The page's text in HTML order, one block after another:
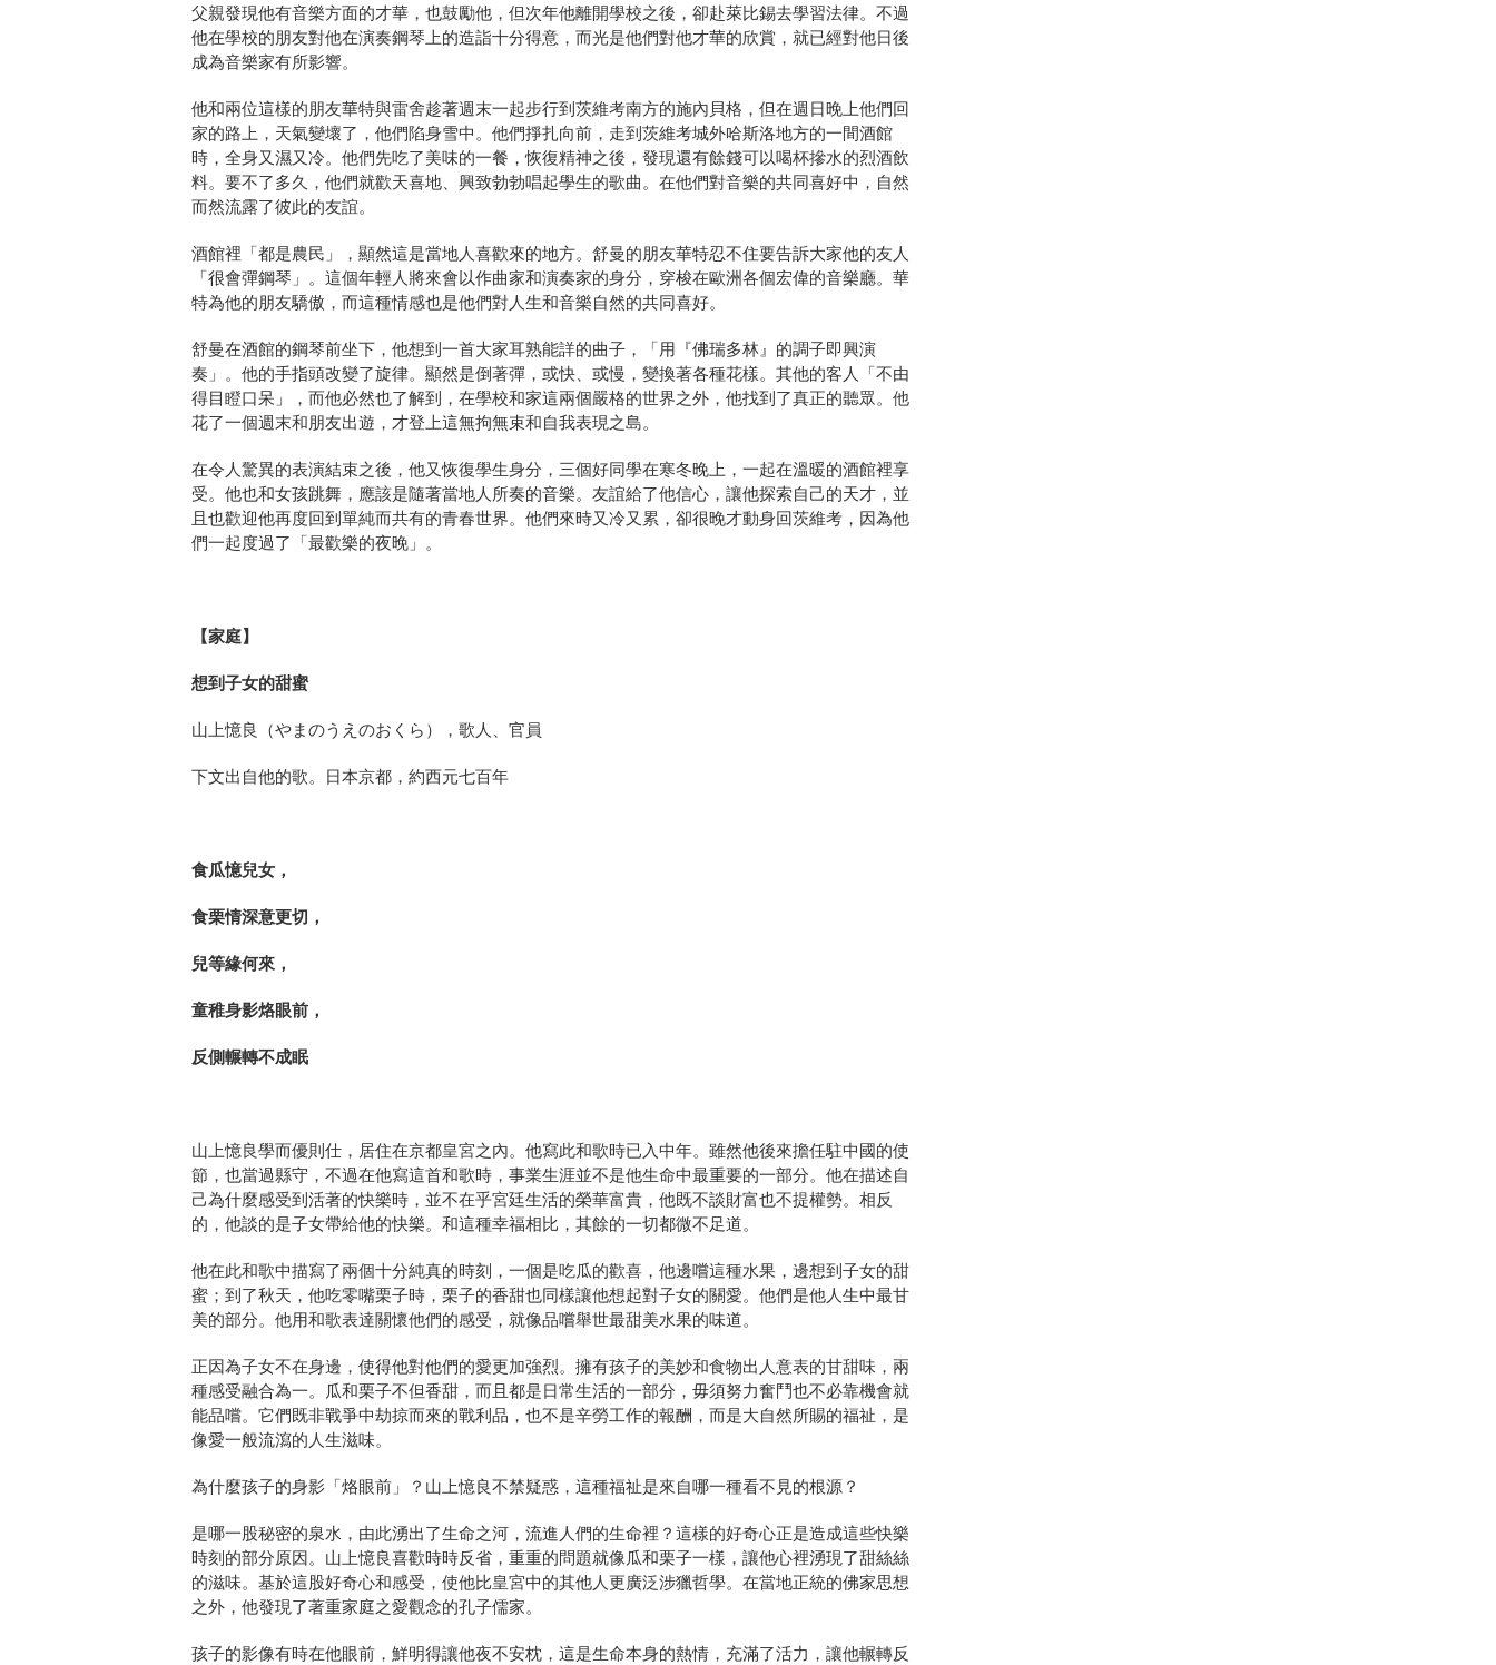
父親發現他有音樂方面的才華，也鼓勵他， 但次年他離開學校之後，卻赴萊比錫去學習法律。 不過
他在學校的朋友對他在演奏鋼琴上的造詣十分得意， 而光是他們對他才華的欣賞，就已經對他日後
成為音樂家有所影響。
他和兩位這樣的朋友華特與雷舍趁著週末一起步行到茨維考南方的施內貝格，但在週日晚上他們回
家的路上，天氣變壞了， 他們陷身雪中。他們掙扎向前， 走到茨維考城外哈斯洛地方的一間酒館
時，全身又濕又冷。 他們先吃了美味的一餐，恢復精神之後， 發現還有餘錢可以喝杯摻水的烈酒飲
料。要不了多久， 他們就歡天喜地、興致勃勃唱起學生的歌曲。 在他們對音樂的共同喜好中，自然
而然流露了彼此的友誼。
酒館裡「都是農民」，顯然這是當地人喜歡來的地方。 舒曼的朋友華特忍不住要告訴大家他的友人
「很會彈鋼琴」。 這個年輕人將來會以作曲家和演奏家的身分， 穿梭在歐洲各個宏偉的音樂廳。華
特為他的朋友驕傲， 而這種情感也是他們對人生和音樂自然的共同喜好。
舒曼在酒館的鋼琴前坐下，他想到一首大家耳熟能詳的曲子，「用『佛瑞多林』的調子即興演
奏」。他的手指頭改變了旋律。 顯然是倒著彈，或快、或慢，變換著各種花樣。其他的客人「不由
得目瞪口呆」，而他必然也了解到， 在學校和家這兩個嚴格的世界之外，他找到了真正的聽眾。 他
花了一個週末和朋友出遊，才登上這無拘無束和自我表現之島。
在令人驚異的表演結束之後，他又恢復學生身分， 三個好同學在寒冬晚上，一起在溫暖的酒館裡享
受。 他也和女孩跳舞，應該是隨著當地人所奏的音樂。友誼給了他信心， 讓他探索自己的天才， 並
且也歡迎他再度回到單純而共有的青春世界。他們來時又冷又累， 卻很晚才動身回茨維考，因為他
們一起度過了「最歡樂的夜晚」。
【家庭】
想到子女的甜蜜
山上憶良（やまのうえのおくら），歌人、官員
下文出自他的歌。日本京都，約西元七百年
食瓜憶兒女，
食栗情深意更切，
兒等緣何來，
童稚身影烙眼前，
反側輾轉不成眠
山上憶良學而優則仕，居住在京都皇宮之內。 他寫此和歌時已入中年。雖然他後來擔任駐中國的使
節， 也當過縣守，不過在他寫這首和歌時， 事業生涯並不是他生命中最重要的一部分。 他在描述自
己為什麼感受到活著的快樂時， 並不在乎宮廷生活的榮華富貴，他既不談財富也不提權勢。相反
的， 他談的是子女帶給他的快樂。和這種幸福相比， 其餘的一切都微不足道。
他在此和歌中描寫了兩個十分純真的時刻，一個是吃瓜的歡喜， 他邊嚐這種水果，邊想到子女的甜
蜜；到了秋天，他吃零嘴栗子時， 栗子的香甜也同樣讓他想起對子女的關愛。 他們是他人生中最甘
美的部分。他用和歌表達關懷他們的感受， 就像品嚐舉世最甜美水果的味道。
正因為子女不在身邊，使得他對他們的愛更加強烈。 擁有孩子的美妙和食物出人意表的甘甜味，兩
種感受融合為一。 瓜和栗子不但香甜，而且都是日常生活的一部分， 毋須努力奮鬥也不必靠機會就
能品嚐。 它們既非戰爭中劫掠而來的戰利品，也不是辛勞工作的報酬， 而是大自然所賜的福祉，是
像愛一般流瀉的人生滋味。
為什麼孩子的身影「烙眼前」？山上憶良不禁疑惑， 這種福祉是來自哪一種看不見的根源？
是哪一股秘密的泉水，由此湧出了生命之河，流進人們的生命裡？ 這樣的好奇心正是造成這些快樂
時刻的部分原因。 山上憶良喜歡時時反省，重重的問題就像瓜和栗子一樣， 讓他心裡湧現了甜絲絲
的滋味。基於這股好奇心和感受， 使他比皇宮中的其他人更廣泛涉獵哲學。 在當地正統的佛家思想
之外， 他發現了著重家庭之愛觀念的孔子儒家。
孩子的影像有時在他眼前，鮮明得讓他夜不安枕， 這是生命本身的熱情，充滿了活力，讓他輾轉反